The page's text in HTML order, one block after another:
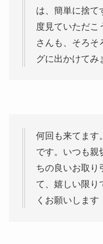
は、簡単に捨て
度見ていただこ
さんも、そろそ
グに出かけてみ
何回も来てます
です。いつも親
ちの良いお取り
て、嬉しい限り
くお願いします